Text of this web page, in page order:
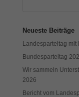
Neueste Beiträge
Landesparteitag
Bundesparteitag
Wir sammeln
2026
Bericht vom